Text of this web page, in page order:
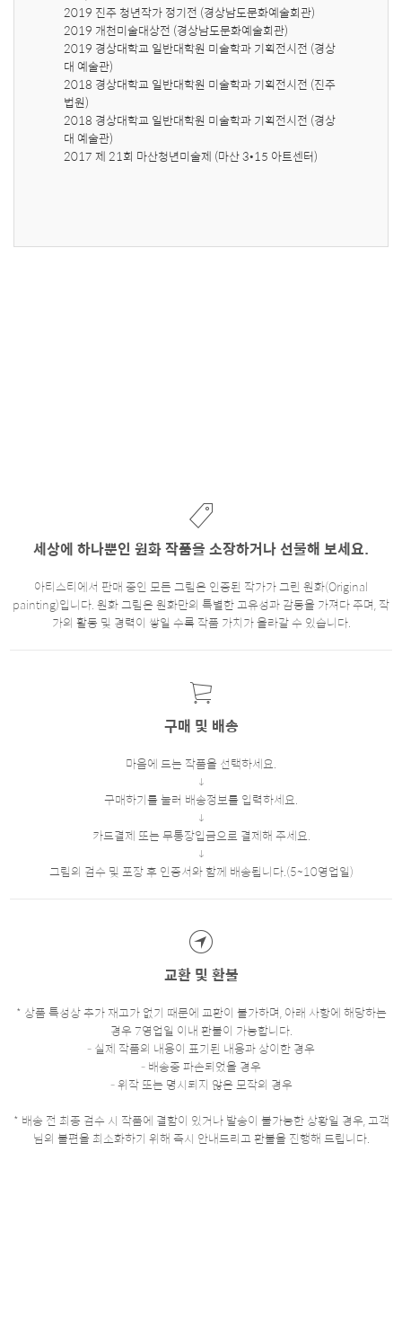
2019 진주 청년작가 정기전 (경상남도문화예술회관)
2019 개천미술대상전 (경상남도문화예술회관)
2019 경상대학교 일반대학원 미술학과 기획전시전 (경상
대 예술관)
2018 경상대학교 일반대학원 미술학과 기획전시전 (진주
법원)
2018 경상대학교 일반대학원 미술학과 기획전시전 (경상
대 예술관)
2017 제 21회 마산청년미술제 (마산 3•15 아트센터)
세상에 하나뿐인 원화 작품을 소장하거나 선물해 보세요.
아티스티에서 판매 중인 모든 그림은 인증된 작가가 그린 원화(Original
painting)입니다. 원화 그림은 원화만의 특별한 고유성과 감동을 가져다 주며, 작
가의 활동 및 경력이 쌓일 수록 작품 가치가 올라갈 수 있습니다.
구매 및 배송
마음에 드는 작품을 선택하세요.
구매하기를 눌러 배송정보를 입력하세요.
카드결제 또는 무통장입금으로 결제해 주세요.
그림의 검수 및 포장 후 인증서와 함께 배송됩니다.(5~10영업일)
교환 및 환불
* 상품 특성상 추가 재고가 없기 때문에 교환이 불가하며, 아래 사항에 해당하는
경우 7영업일 이내 환불이 가능합니다.
- 실제 작품의 내용이 표기된 내용과 상이한 경우
- 배송중 파손되었을 경우
- 위작 또는 명시되지 않은 모작의 경우
* 배송 전 최종 검수 시 작품에 결함이 있거나 발송이 불가능한 상황일 경우, 고객
님의 불편을 최소화하기 위해 즉시 안내드리고 환불을 진행해 드립니다.